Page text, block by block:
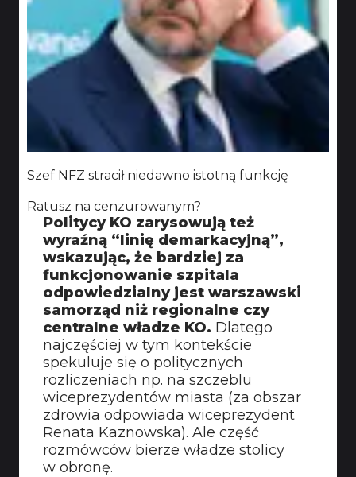
Szef NFZ stracił niedawno istotną funkcję
Ratusz na cenzurowanym?
Politycy KO zarysowują też
wyraźną “linię demarkacyjną”,
wskazując, że bardziej za
funkcjonowanie szpitala
odpowiedzialny jest warszawski
samorząd niż regionalne czy
centralne władze KO. Dlatego
najczęściej w tym kontekście
spekuluje się o politycznych
rozliczeniach np. na szczeblu
wiceprezydentów miasta (za obszar
zdrowia odpowiada wiceprezydent
Renata Kaznowska). Ale część
rozmówców bierze władze stolicy
w obronę.